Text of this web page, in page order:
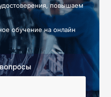
повышаем
обучение на онлайн